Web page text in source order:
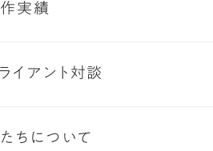
作実績
ラ イ ア ン ト 対談
た ち に つ いて